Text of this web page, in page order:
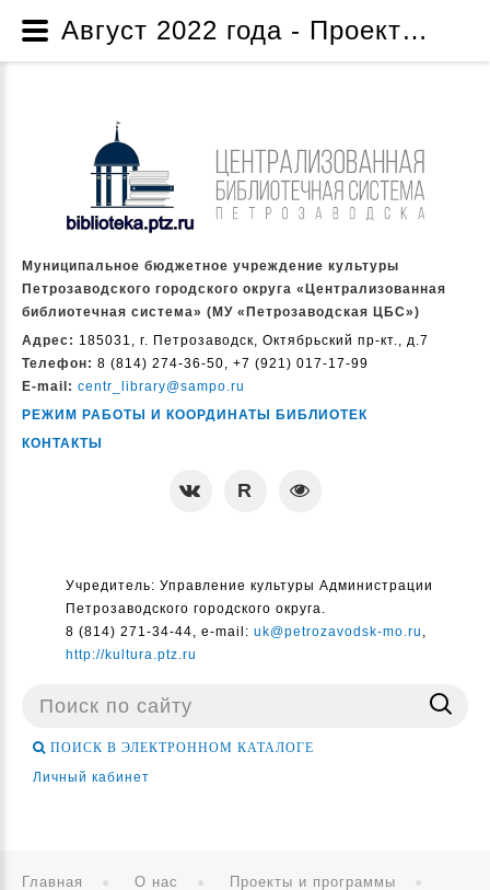
Муниципальное бюджетное учреждение культуры
Петрозаводского городского округа «Централизованная
библиотечная система» (МУ «Петрозаводская ЦБС»)
Адрес: 185031, г. Петрозаводск, Октябрьский пр-кт., д.7
Телефон: 8 (814) 274-36-50, +7 (921) 017-17-99
E-mail: centr_library@sampo.ru
РЕЖИМ РАБОТЫ И КООРДИНАТЫ БИБЛИОТЕК
КОНТАКТЫ
Учредитель: Управление культуры Администрации
Петрозаводского городского округа.
8 (814) 271-34-44, e-mail: uk@petrozavodsk-mo.ru ,
http://kultura.ptz.ru
Поиск
ПОИСК В ЭЛЕКТРОННОМ КАТАЛОГЕ
Личный кабинет
Главная О нас
Проекты и программы
Август 2022 года - Проект по созданию музейной комнаты «Жизнь и творчество народного писателя Карелии Дмитрия Яковлевича Гусарова» - Проекты и программы - О нас - Муниципальное бюджетное учреждение культуры Петрозаводского городского округа «Централизованная библиотечная система» (МУ «Петрозаводская ЦБС»)